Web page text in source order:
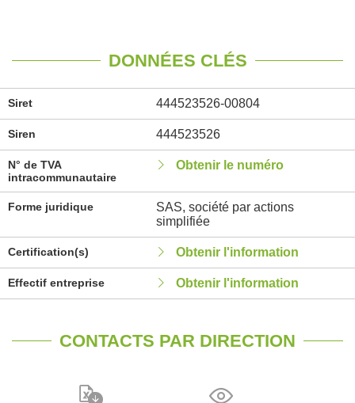
DONNÉES CLÉS
Siret 444523526-00804
Siren 444523526
N° de TVA
intracommunautaire
Obtenir le numéro
Forme juridique
SAS, société par actions
simplifiée
Certification(s) Obtenir l'information
Effectif entreprise Obtenir l'information
CONTACTS PAR DIRECTION